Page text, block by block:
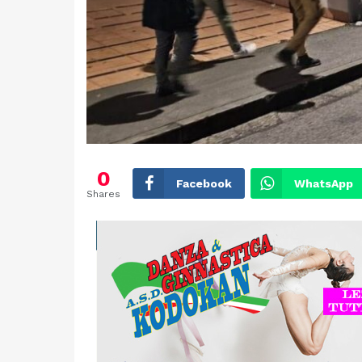
0
Shares
Facebook WhatsApp